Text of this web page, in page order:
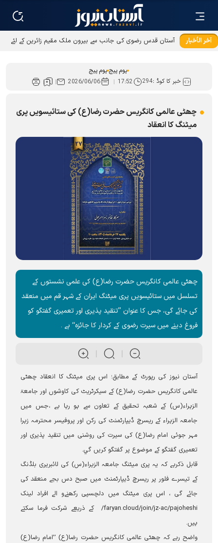
آخر الأخبار
آستان قدس رضوی کی جانب سے بیرون ملک مقیم زائرین کے لئے
ہوم پیج ہوم پیج
خبر کا کوڈ :294
17:52
2026/06/06
چھٹی عالمی کانگریس حضرت رضا(ع) کی ستائیسویں پری
میٹنگ کا انعقاد
چھٹی عالمی کانگریس حضرت رضا(ع) کی علمی نشستوں کے
تسلسل میں ستائیسویں پری میٹنگ ایران کے شہر قم میں منعقد
کی جائے گی، جس کا عنوان ’’تنقید پذیری اور تعمیری گفتگو کو
فروغ دینے میں سیرت رضوی کے کردار کا جائزہ‘‘ ہے ۔
آستان نیوز کی رپورٹ کے مطابق؛ اس پری میٹنگ کا انعقاد چھٹی
عالمی کانگریس حضرت رضا(ع) کے سیکرٹریٹ کی کاوشوں اور جامعۃ
الزہراء(س) کے شعبہ تحقیق کے تعاون سے ہو رہا ہے ،جس میں
جامعہ الزہراء کے ریسرچ ڈیپارٹمنٹ کی رکن اور پروفیسر محترمہ زہرا
مہر جوئی امام رضا(ع) کی سیرت کی روشنی میں تنقید پذیری اور
تعمیری گفتگو کے موضوع پر گفتگو کریں گي۔
قابل ذکرہے کہ یہ پری میٹنگ جامعہ الزہراء(س) کی لائبریری بلڈنگ
کے تیسرے فلور پر ریسرچ ڈیپارٹمنٹ میں صبح دس بجے منعقد کی
جائے گی ، اس پری میٹنگ میں دلچسپی رکھنےو الے افراد لینک
faryan.cloud/join/jz-ac/pajoheshi/ کے ذریعے شرکت فرما سکتے
ہیں۔
واضح رہے کہ چھٹی عالمی کانگریس حضرت رضا(ع) ’’امام رضا(ع)